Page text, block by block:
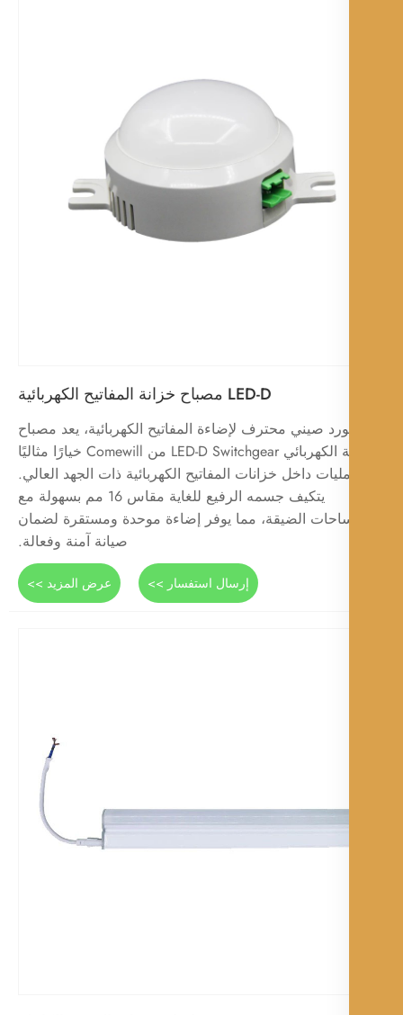
صيني محترف لإضاءة المفاتيح الكهربائية، يعد مصباح
الخزانة الكهربائي LED-D Switchgear من Comewill خيارًا مثاليًا
داخل خزانات المفاتيح الكهربائية ذات الجهد العالي.
يتكيف جسمه الرفيع للغاية مقاس 16 مم بسهولة مع
الضيقة، مما يوفر إضاءة موحدة ومستقرة لضمان
صيانة آمنة وفعالة.
عرض المزيد >> إرسال استفسار >>